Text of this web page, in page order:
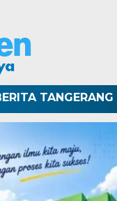
TANGERANG